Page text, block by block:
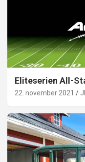
Eliteserien All-
22. november 2021